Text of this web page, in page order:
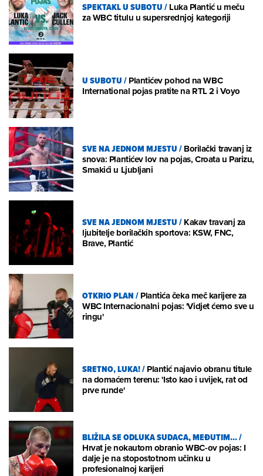
SPEKTAKL U SUBOTU/Luka Plantić u meču
za WBC titulu u supersrednjoj kategoriji
U SUBOTU/Plantićev pohod na WBC
International pojas pratite na RTL 2 i Voyo
SVE NA JEDNOM MJESTU/Borilački travanj iz
snova: Plantićev lov na pojas, Croata u Parizu,
Smakići u Ljubljani
SVE NA JEDNOM MJESTU/Kakav travanj za
ljubitelje borilačkih sportova: KSW, FNC,
Brave, Plantić
OTKRIO PLAN/Plantića čeka meč karijere za
WBC Internacionalni pojas: 'Vidjet ćemo sve u
ringu'
SRETNO, LUKA!/Plantić najavio obranu titule
na domaćem terenu: 'Isto kao i uvijek, rat od
prve runde'
BLIŽILA SE ODLUKA SUDACA, MEĐUTIM.../
Hrvat je nokautom obranio WBC-ov pojas: I
dalje je na stopostotnom učinku u
profesionalnoj karijeri